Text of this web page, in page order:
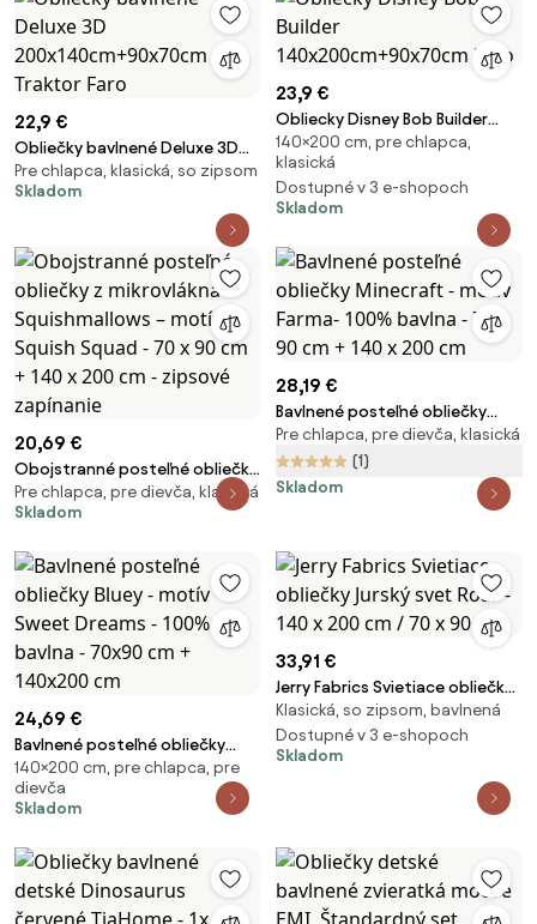
22,9 €
Obliečky bavlnené Deluxe 3D
200x140cm+90x70cm Traktor
Faro
Pre chlapca, klasická, so zipsom
Skladom
23,9 €
Obliecky Disney Bob Builder
140x200cm+90x70cm Faro
140×200 cm, pre chlapca,
klasická
Dostupné v 3 e-shopoch
Skladom
20,69 €
Obojstranné posteľné obliečky
z mikrovlákna Squishmallows –
motív Squish Squad - 70 x 90
zapínanie
Pre chlapca, pre dievča, klasická
Skladom
28,19 €
Bavlnené posteľné obliečky
Minecraft - motív Farma- 100%
bavlna - 70 x 90 cm + 140 x 200
cm
Pre chlapca, pre dievča, klasická
(1)
Skladom
24,69 €
Bavlnené posteľné obliečky
Bluey - motív Sweet Dreams -
100% bavlna - 70x90 cm +
140x200 cm
140×200 cm, pre chlapca, pre
dievča
Skladom
33,91 €
Jerry Fabrics Svietiace obliečky
Jurský svet Roar - 140 x 200 cm
/ 70 x 90 cm
Klasická, so zipsom, bavlnená
Dostupné v 3 e-shopoch
Skladom